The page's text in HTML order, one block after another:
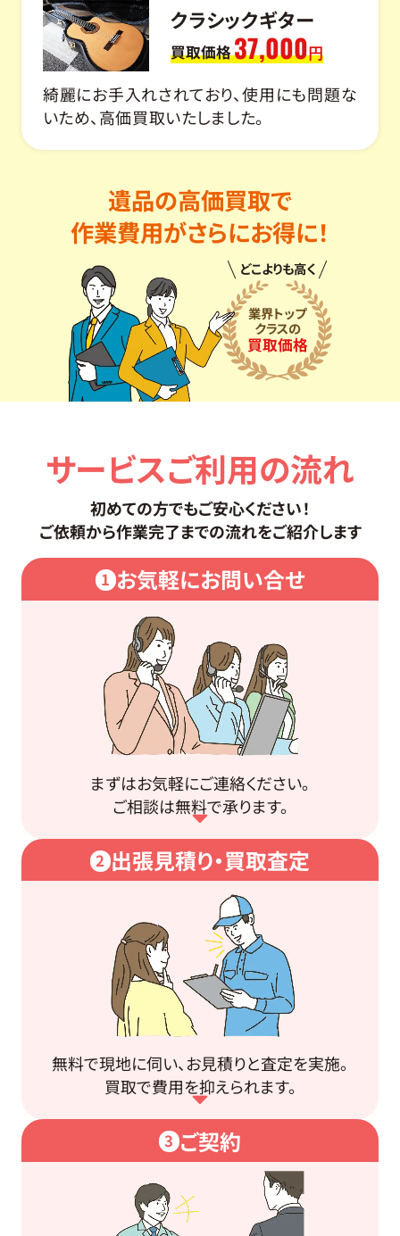
クラシックギター
買取価格37,000円
綺麗にお手入れされており、使用にも問題な
いため、高価買取いたしました。
遺品の高価買取で
作業費用がさらにお得に！
どこよりも高く
業界トップ
クラスの
買取価格
サービスご利用の流れ
初めての方でもご安心ください！
ご依頼から作業完了までの流れをご紹介します
1 お気軽にお問い合せ
まずはお気軽にご連絡ください。
ご相談は無料で承ります。
2 出張見積り・買取査定
無料で現地に伺い、お見積りと査定を実施。
買取で費用を抑えられます。
3 ご契約